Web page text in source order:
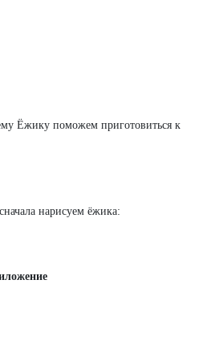
Ёжику поможем приготовиться к
нарисуем ёжика: